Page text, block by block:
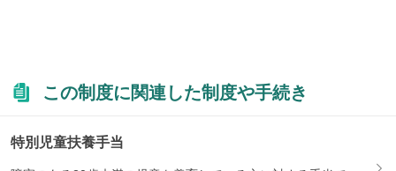
この制度に関連した制度や手続き
特別児童扶養手当